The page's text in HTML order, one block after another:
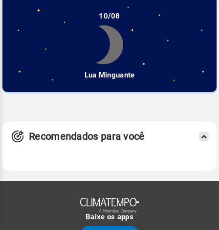
10/08
Lua Minguante
Recomendados para você
Baixe os apps